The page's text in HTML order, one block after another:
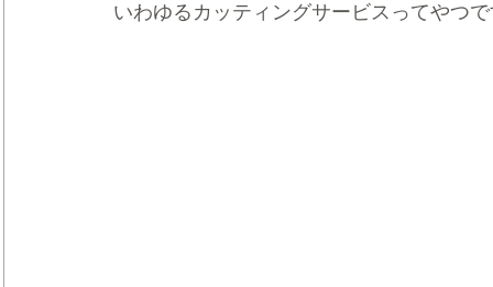
いわゆるカッティングサービスってやつ